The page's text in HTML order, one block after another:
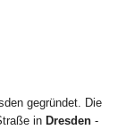
gegründet. Die
in Dresden -